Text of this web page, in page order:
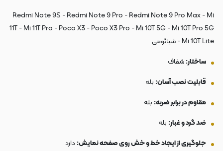
Redmi Note 9S - Redmi Note 9 Pro - Redmi Note 9 Pro Max - Mi
11T - Mi 11T Pro - Poco X3 - Poco X3 Pro - Mi 10T 5G - Mi 10T Pro 5G
- Mi 10T Lite شیائومی
ساختار:شفاف
قابلیت نصب آسان: بله
مقاوم در برابر ضربه: بله
ضد گرد و غبار: بله
جلوگیری از ایجاد خط و خش روی صفحه نمایش:دارد